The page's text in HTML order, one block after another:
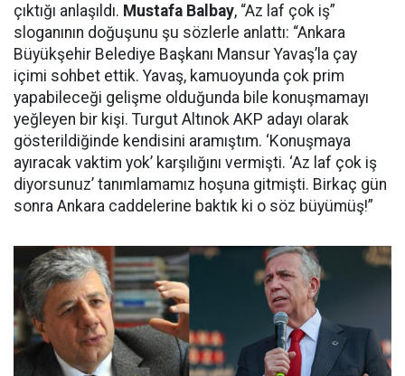
çıktığı anlaşıldı. Mustafa Balbay, “Az laf çok iş”
sloganının doğuşunu şu sözlerle anlattı: “Ankara
Büyükşehir Belediye Başkanı Mansur Yavaş’la çay
içimi sohbet ettik. Yavaş, kamuoyunda çok prim
yapabileceği gelişme olduğunda bile konuşmamayı
yeğleyen bir kişi. Turgut Altınok AKP adayı olarak
gösterildiğinde kendisini aramıştım. ‘Konuşmaya
ayıracak vaktim yok’ karşılığını vermişti. ‘Az laf çok iş
diyorsunuz’ tanımlamamız hoşuna gitmişti. Birkaç gün
sonra Ankara caddelerine baktık ki o söz büyümüş!”